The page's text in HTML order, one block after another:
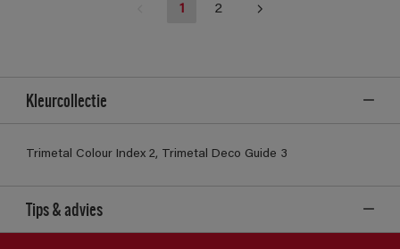
1 2
Kleurcollectie
Trimetal Colour Index 2, Trimetal Deco Guide 3
Tips & advies